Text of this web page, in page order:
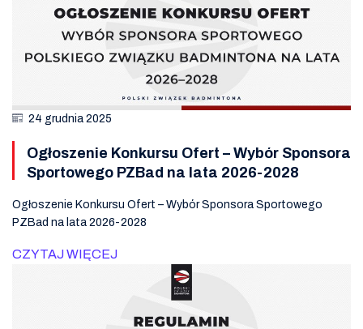
24 grudnia 2025
Ogłoszenie Konkursu Ofert – Wybór Sponsora
Sportowego PZBad na lata 2026-2028
Ogłoszenie Konkursu Ofert – Wybór Sponsora Sportowego
PZBad na lata 2026-2028
CZYTAJ WIĘCEJ